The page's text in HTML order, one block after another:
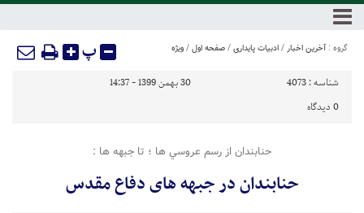
گروه : آخرین اخبار / ادبیات پایداری / صفحه اول / ویژه پ
شناسه : 4073
30 بهمن 1399 - 14:37
0 دیدگاه
حنابندان از رسم عروسي ها ؛ تا جبهه ها :
حنابندان در جبهه های دفاع مقدس